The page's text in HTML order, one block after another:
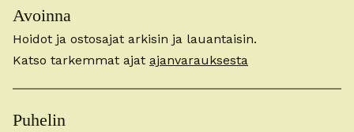
Avoinna
Hoidot ja ostosajat arkisin ja lauantaisin.
Katso tarkemmat ajat ajanvarauksesta
Puhelin